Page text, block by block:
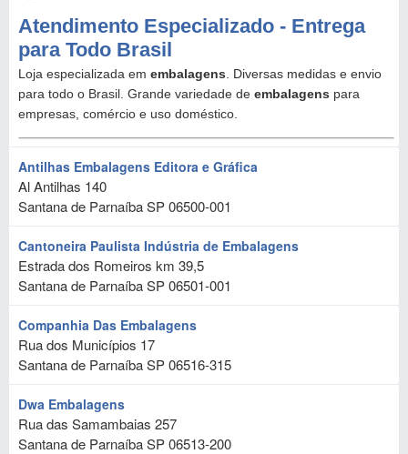
Antilhas Embalagens Editora e Gráfica
Al Antilhas 140
Santana de ParnaíbaSP06500-001
Cantoneira Paulista Indústria de Embalagens
Estrada dos Romeiros km 39,5
Santana de ParnaíbaSP06501-001
Companhia Das Embalagens
Rua dos Municípios 17
Santana de ParnaíbaSP06516-315
Dwa Embalagens
Rua das Samambaias 257
Santana de ParnaíbaSP06513-200